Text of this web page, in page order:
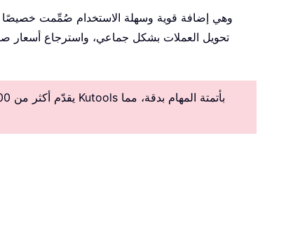
يقدّم أكثر من 300 ميزة متقدمة لتبسيط المهام المعقدة، مما يعزز الإبداع والكفاءة.